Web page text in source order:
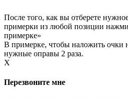
После того, как вы отберете
примерки из любой позиции
примерке»
В примерке, чтобы наложить очки
нужные оправы 2 раза.
X
Перезвоните мне